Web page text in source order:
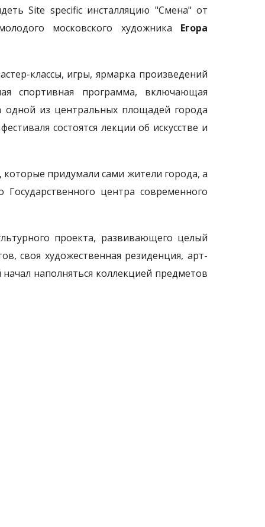
Site specific инсталляцию "Смена" от
московского художника Егора
классы, игры, ярмарка произведений
спортивная программа, включающая
одной из центральных площадей города
состоятся лекции об искусстве и
придумали сами жители города, а
Государственного центра современного
проекта, развивающего целый
своя художественная резиденция, арт-
наполняться коллекцией предметов